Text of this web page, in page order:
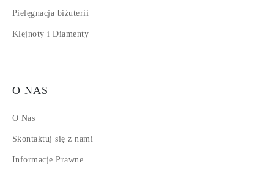
Pielęgnacja biżuterii
Klejnoty i Diamenty
O NAS
O Nas
Skontaktuj się z nami
Informacje Prawne